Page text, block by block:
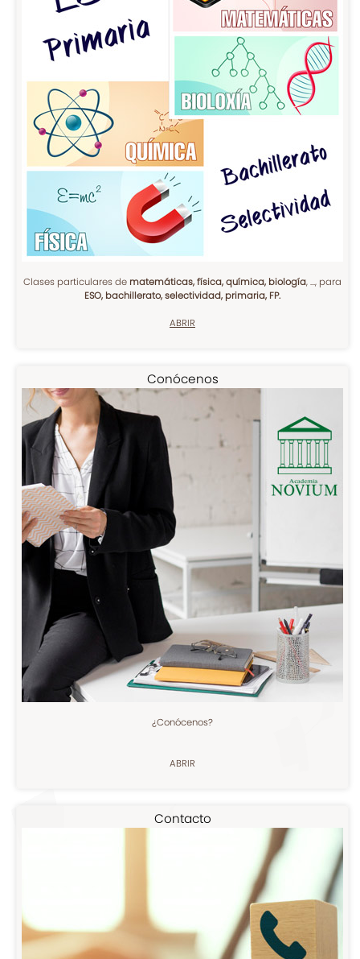
Clases particulares de matemáticas, física, química, biología, ..., para
ESO, bachillerato, selectividad, primaria, FP.
ABRIR
Conócenos
¿Conócenos?
ABRIR
Contacto